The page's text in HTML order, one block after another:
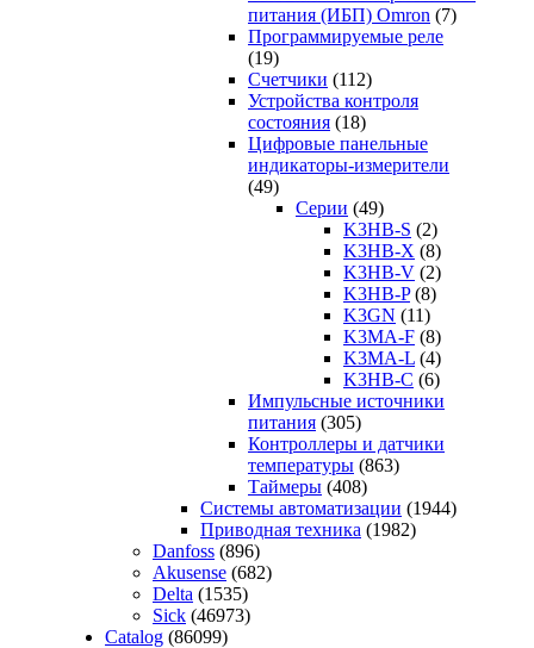
питания (ИБП) Omron (7)
Программируемые реле
(19)
Счетчики (112)
Устройства контроля
состояния (18)
Цифровые панельные
индикаторы-измерители
(49)
Серии (49)
K3HB-S (2)
K3HB-X (8)
K3HB-V (2)
K3HB-P (8)
K3GN (11)
K3MA-F (8)
K3MA-L (4)
K3HB-C (6)
Импульсные источники
питания (305)
Контроллеры и датчики
температуры (863)
Таймеры (408)
Системы автоматизации (1944)
Приводная техника (1982)
Danfoss (896)
Akusense (682)
Delta (1535)
Sick (46973)
Catalog (86099)